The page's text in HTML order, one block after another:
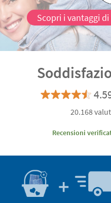
Scopri i vantaggi
20.168
Recensioni